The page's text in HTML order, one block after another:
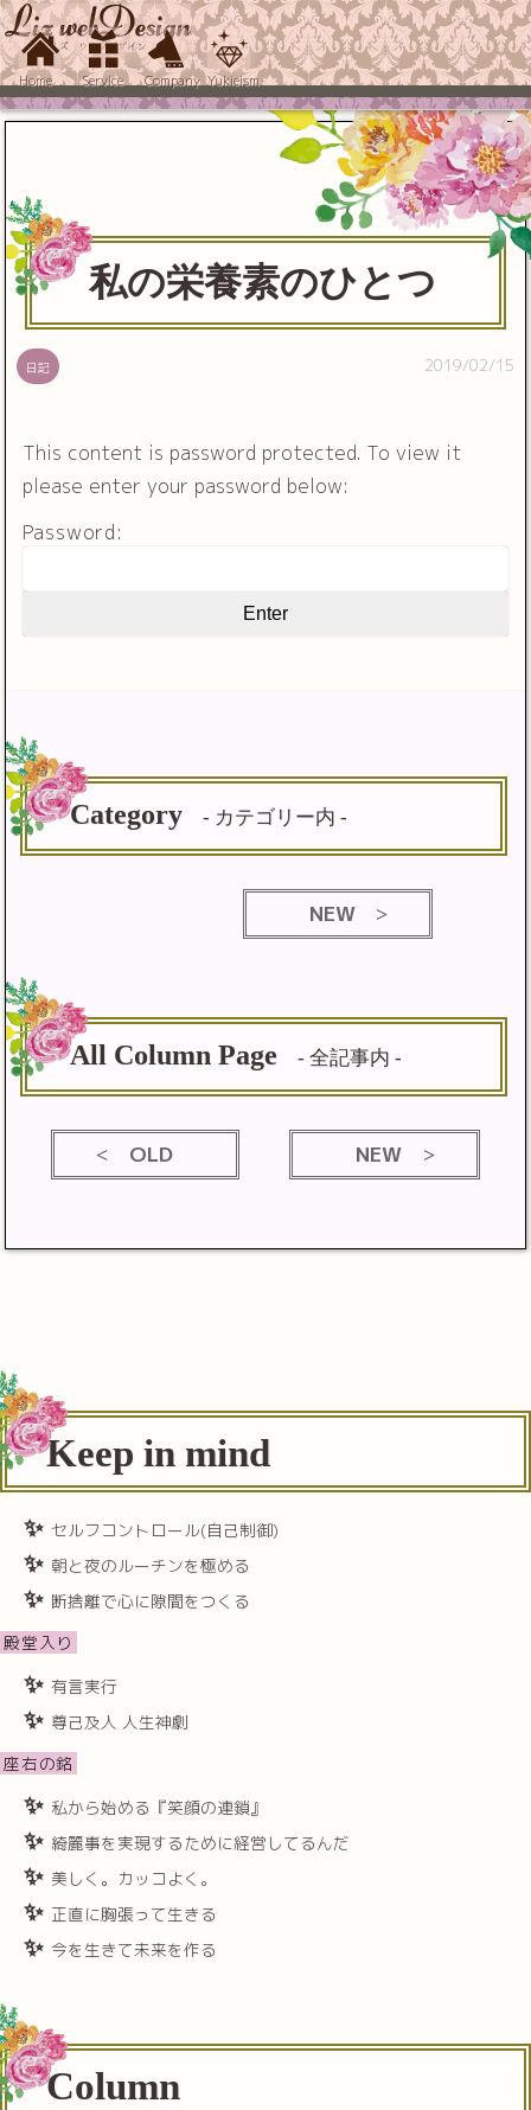
Home Service Company Yukieism
私の栄養素のひとつ
日記 2019/02/15
This content is password protected. To view it
please enter your password below:
Password:
Category - カテゴリー内 -
NEW
All Column Page - 全記事内 -
OLD NEW
Keep in mind
セルフコントロール(自己制御)
朝と夜のルーチンを極める
断捨離で心に隙間をつくる
殿堂入り
有言実行
尊己及人 人生神劇
座右の銘
私から始める『笑顔の連鎖』
綺麗事を実現するために経営してるんだ
美しく。カッコよく。
正直に胸張って生きる
今を生きて未来を作る
Column